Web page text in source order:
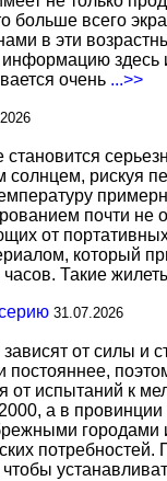
больше всего
в эти
очень ...>>
рискуя
почти
от
который
Такие
31.07.2026
от силы
испытаний к
а в